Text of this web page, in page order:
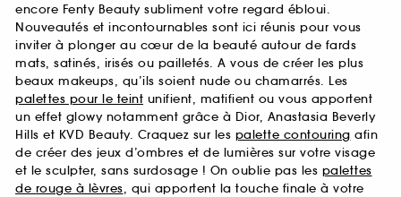
encore Fenty Beauty subliment votre regard ébloui.
Nouveautés et incontournables sont ici réunis pour vous
inviter à plonger au cœur de la beauté autour de fards
mats, satinés, irisés ou pailletés. A vous de créer les plus
beaux makeups, qu’ils soient nude ou chamarrés. Les
palettes pour le teint unifient, matifient ou vous apportent
un effet glowy notamment grâce à Dior, Anastasia Beverly
Hills et KVD Beauty. Craquez sur les palette contouring afin
de créer des jeux d’ombres et de lumières sur votre visage
et le sculpter, sans surdosage ! On oublie pas les palettes
de rouge à lèvres, qui apportent la touche finale à votre